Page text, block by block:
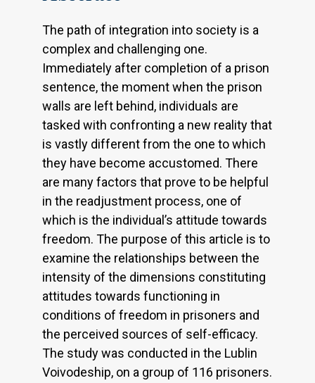
The path of integration into society is a
complex and challenging one.
Immediately after completion of a prison
sentence, the moment when the prison
walls are left behind, individuals are
tasked with confronting a new reality that
is vastly different from the one to which
they have become accustomed. There
are many factors that prove to be helpful
in the readjustment process, one of
which is the individual’s attitude towards
freedom. The purpose of this article is to
examine the relationships between the
intensity of the dimensions constituting
attitudes towards functioning in
conditions of freedom in prisoners and
the perceived sources of self-efficacy.
The study was conducted in the Lublin
Voivodeship, on a group of 116 prisoners.